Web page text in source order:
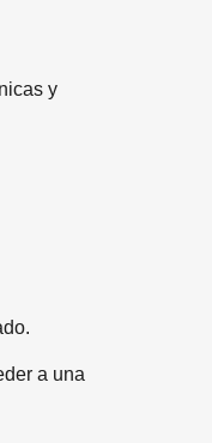
y
a una